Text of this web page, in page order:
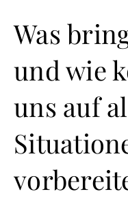
Was
und wie
uns auf